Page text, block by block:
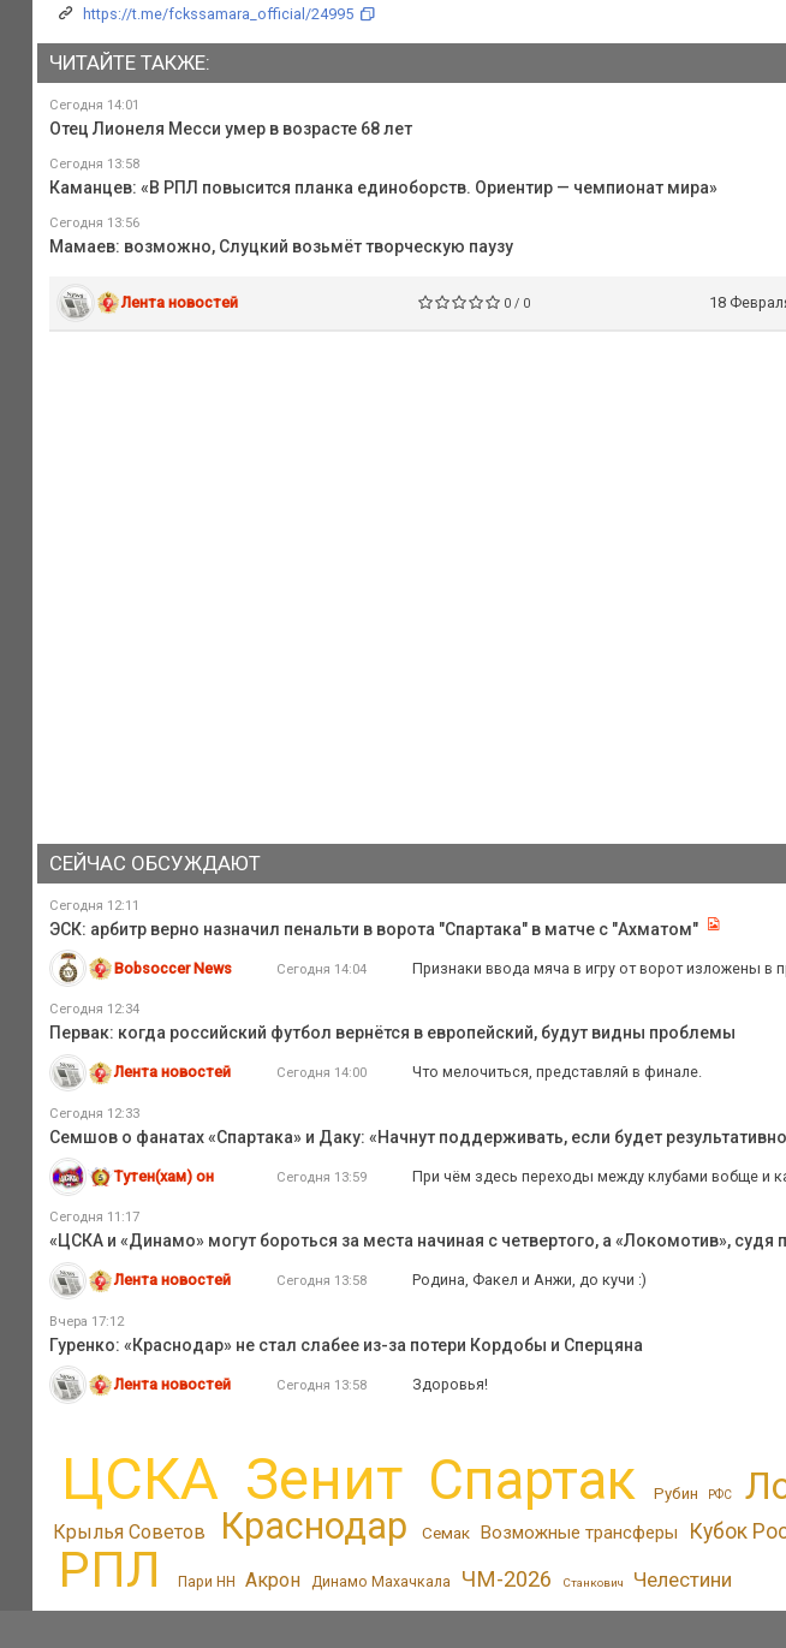
https://t.me/fckssamara_official/24995
ЧИТАЙТЕ ТАКЖЕ:
Сегодня 14:01
Отец Лионеля Месси умер в возрасте 68 лет
Сегодня 13:58
Каманцев: «В РПЛ повысится планка единоборств. Ориентир — чемпионат мира»
Сегодня 13:56
Мамаев: возможно, Слуцкий возьмёт творческую паузу
Лента новостей 0 / 0 18
СЕЙЧАС ОБСУЖДАЮТ
Сегодня 12:11
ЭСК: арбитр верно назначил пенальти в ворота "Спартака" в матче с "Ахматом"
Bobsoccer News Сегодня 14:04 Признаки ввода мяча в игру от ворот изложены в
Сегодня 12:34
Первак: когда российский футбол вернётся в европейский, будут видны проблемы
Лента новостей Сегодня 14:00 Что мелочиться, представляй в финале.
Сегодня 12:33
Семшов о фанатах «Спартака» и Даку: «Начнут поддерживать, если будет
Тутен(хам) он Сегодня 13:59 При чём здесь переходы между клубами вобще и
Сегодня 11:17
«ЦСКА и «Динамо» могут бороться за места начиная с четвертого, а «Локомотив»,
Лента новостей Сегодня 13:58 Родина, Факел и Анжи, до кучи :)
Вчера 17:12
Гуренко: «Краснодар» не стал слабее из-за потери Кордобы и Сперцяна
Лента новостей Сегодня 13:58 Здоровья!
ЦСКА Зенит Спартак Рубин РФС
Крылья Советов Краснодар Семак Возможные трансферы Кубок
РПЛ Пари НН Акрон Динамо Махачкала ЧМ-2026 Станкович Челестини